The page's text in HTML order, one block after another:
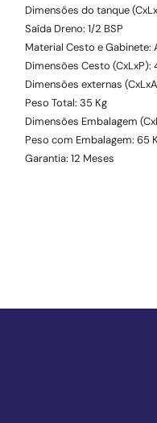
Dimensões do tanque
Saída Dreno: 1/2 BSP
Material Cesto e Gabinete:
Dimensões Cesto
Dimensões externas
Peso Total: 35 Kg
Dimensões Embalagem
Peso com Embalagem: 65
Garantia: 12 Meses